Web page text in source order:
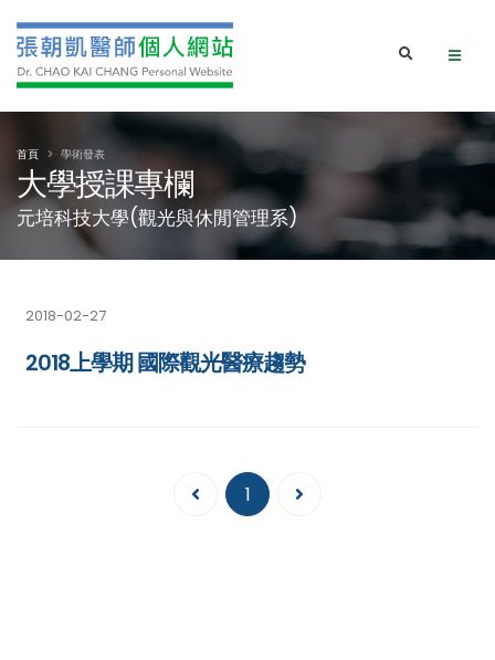
大學授課專欄
元培科技大學(觀光與休閒管理系)
首頁 學術發表
2018-02-27
2018上學期 國際觀光醫療趨勢
1